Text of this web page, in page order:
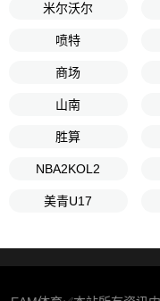
米尔沃尔
喷特
商场
山南
胜算
NBA2KOL2
美青U17